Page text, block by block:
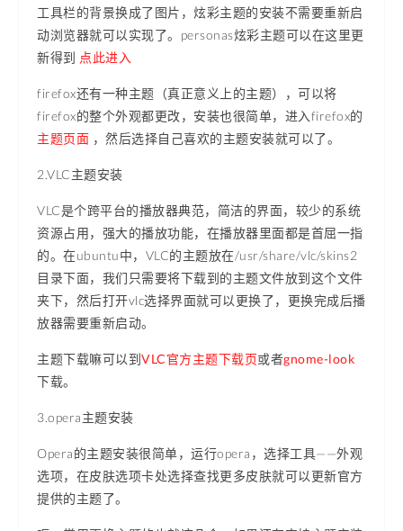
工具栏的背景换成了图片，炫彩主题的安装不需要重新启
动浏览器就可以实现了。personas炫彩主题可以在这里更
新得到 点此进入
firefox还有一种主题（真正意义上的主题），可以将
firefox的整个外观都更改，安装也很简单，进入firefox的
主题页面 ，然后选择自己喜欢的主题安装就可以了。
2.VLC主题安装
VLC是个跨平台的播放器典范，简洁的界面，较少的系统
资源占用，强大的播放功能，在播放器里面都是首屈一指
的。在ubuntu中，VLC的主题放在/usr/share/vlc/skins2
目录下面，我们只需要将下载到的主题文件放到这个文件
夹下，然后打开vlc选择界面就可以更换了，更换完成后播
放器需要重新启动。
主题下载嘛可以到VLC官方主题下载页或者gnome-look
下载。
3.opera主题安装
Opera的主题安装很简单，运行opera，选择工具——外观
选项，在皮肤选项卡处选择查找更多皮肤就可以更新官方
提供的主题了。